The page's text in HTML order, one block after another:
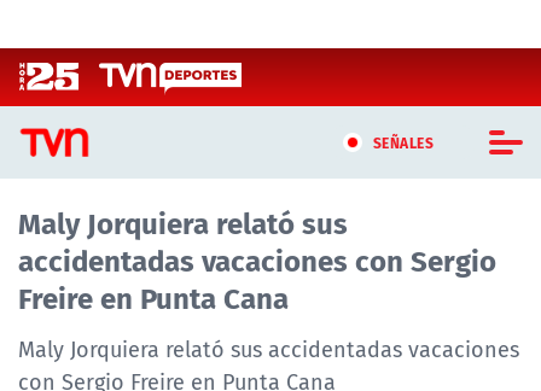
SEÑALES
CASTING MASTERCHEF CHILE
CASTING TVN VERTICAL
TVN VERTICAL
Maly Jorquiera relató sus
accidentadas vacaciones con Sergio
Freire en Punta Cana
Maly Jorquiera relató sus accidentadas vacaciones
con Sergio Freire en Punta Cana